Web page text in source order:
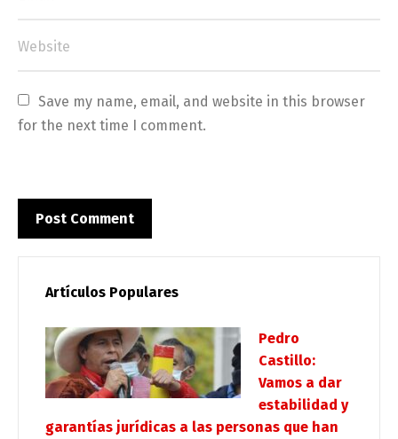
Save my name, email, and website in this browser
for the next time I comment.
Artículos Populares
Pedro
Castillo:
Vamos a dar
estabilidad y
garantías jurídicas a las personas que han